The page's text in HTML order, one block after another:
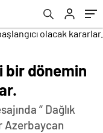
bir dönemin
“ Dağlık
Azerbaycan